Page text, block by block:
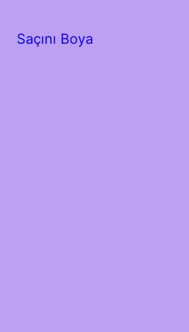
Saçını Boya